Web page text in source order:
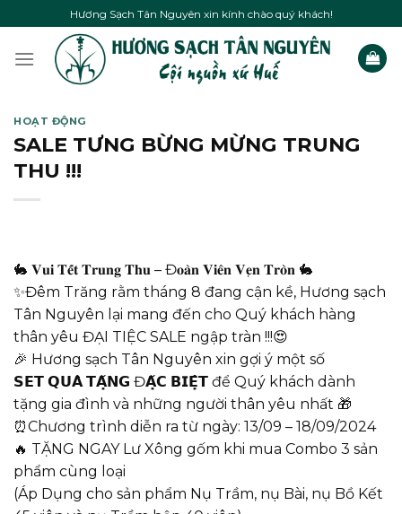
to
content
Hương Sạch Tân Nguyên xin kính chào quý khách!
HOẠT ĐỘNG
SALE TƯNG BỪNG MỪNG TRUNG
THU !!!
🐇 𝐕𝐮𝐢 𝐓𝐞̂́𝐭 𝐓𝐫𝐮𝐧𝐠 𝐓𝐡𝐮 – Đ𝐨𝐚̀𝐧 𝐕𝐢𝐞̂𝐧 𝐕𝐞̣𝐧 𝐓𝐫𝐨̀𝐧 🐇
✨Đêm Trăng rằm tháng 8 đang cận kề, Hương sạch
Tân Nguyên lại mang đến cho Quý khách hàng
thân yêu ĐẠI TIỆC SALE ngập tràn !!!😍
🎉 Hương sạch Tân Nguyên xin gợi ý một số
𝗦𝗘𝗧 𝗤𝗨𝗔̀ 𝗧𝗔̣̆𝗡𝗚 Đ𝗔̣̆𝗖 𝗕𝗜𝗘̣̂𝗧 để Quý khách dành
tặng gia đình và những người thân yêu nhất 🎁
⏰Chương trình diễn ra từ ngày: 13/09 – 18/09/2024
🔥 TẶNG NGAY Lư Xông gốm khi mua Combo 3 sản
phẩm cùng loại
(Áp Dụng cho sản phẩm Nụ Trầm, nụ Bài, nụ Bồ Kết